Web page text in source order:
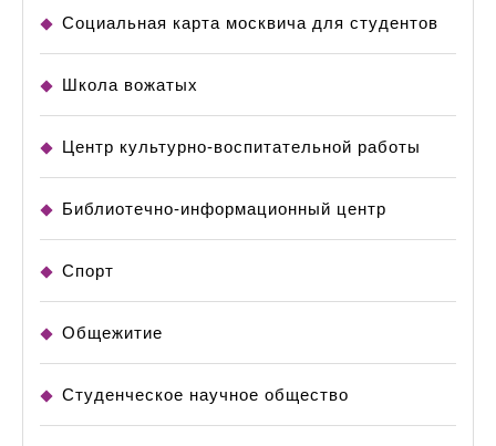
Социальная карта москвича для студентов
Школа вожатых
Центр культурно-воспитательной работы
Библиотечно-информационный центр
Спорт
Общежитие
Студенческое научное общество